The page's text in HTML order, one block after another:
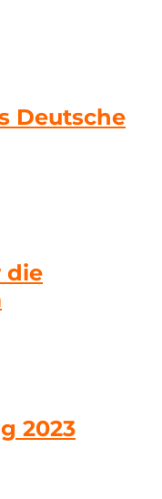
Deutsche
die
2023